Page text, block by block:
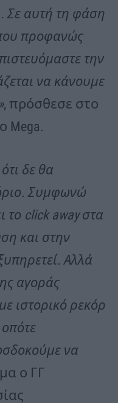
Σε αυτή τη φάση
προφανώς
την
να κάνουμε
, πρόσθεσε στο
Mega.
δε θα
Συμφωνώ
το click away στα
και στην
Αλλά
αγοράς
ιστορικό ρεκόρ
να
ο ΓΓ